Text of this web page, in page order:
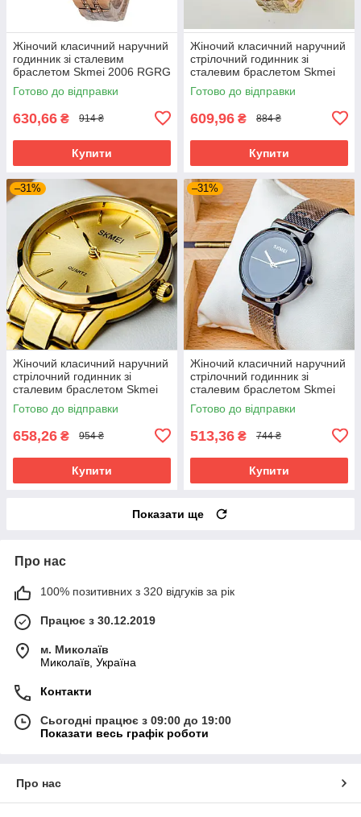
Жіночий класичний наручний
годинник зі сталевим
браслетом Skmei 2006 RGRG
Готово до відправки
630,66 ₴ 914 ₴
Купити
Жіночий класичний наручний
стрілочний годинник зі
сталевим браслетом Skmei
2006 GDBK
Готово до відправки
609,96 ₴ 884 ₴
Купити
–31%
Жіночий класичний наручний
стрілочний годинник зі
сталевим браслетом Skmei
1695 GD
Готово до відправки
658,26 ₴ 954 ₴
Купити
–31%
Жіночий класичний наручний
стрілочний годинник зі
сталевим браслетом Skmei
1595 BK
Готово до відправки
513,36 ₴ 744 ₴
Купити
Показати ще
Про нас
100% позитивних з 320 відгуків за рік
Працює з 30.12.2019
м. Миколаїв
Миколаїв, Україна
Контакти
Сьогодні працює з 09:00 до 19:00
Показати весь графік роботи
Про нас